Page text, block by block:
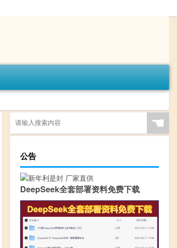
☚
公告
DeepSeek全套部署资料免费下载